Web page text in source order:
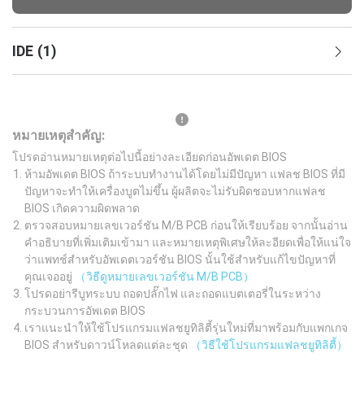
IDE (1)
หมายเหตุสำคัญ:
โปรดอ่านหมายเหตุต่อไปนี้อย่างละเอียดก่อนอัพเดต BIOS
ห้ามอัพเดต BIOS ถ้าระบบทำงานได้โดยไม่มีปัญหา แฟลช BIOS ที่มี
ปัญหาจะทำให้เครื่องบูตไม่ขึ้น ผู้ผลิตจะไม่รับผิดชอบหากแฟลช
BIOS เกิดความผิดพลาด
ตรวจสอบหมายเลขเวอร์ชัน M/B PCB ก่อนให้เรียบร้อย จากนั้นอ่าน
คำอธิบายที่เพิ่มเติมเข้ามา และหมายเหตุพิเศษให้ละอียดเพื่อให้แน่ใจ
ว่าแพทช์สำหรับอัพเดตเวอร์ชัน BIOS นั้นใช้สำหรับแก้ไขปัญหาที่
คุณเจออยู่
（วิธีดูหมายเลขเวอร์ชัน M/B PCB）
โปรดอย่ารีบูทระบบ ถอดปลั๊กไฟ และถอดแบตเตอรี่ในระหว่าง
กระบวนการอัพเดต BIOS
เราแนะนำให้ใช้โปรแกรมแฟลชยูทิลิตี้รุ่นใหม่ที่มาพร้อมกับแพกเกจ
BIOS สำหรับดาวน์โหลดแต่ละชุด
（วิธีใช้โปรแกรมแฟลชยูทิลิตี้）